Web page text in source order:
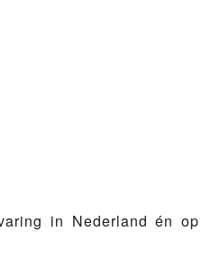
in Nederland én op